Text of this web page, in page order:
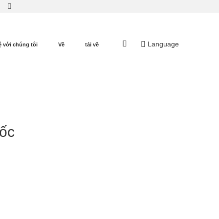
với chúng tôi Về tải về Language